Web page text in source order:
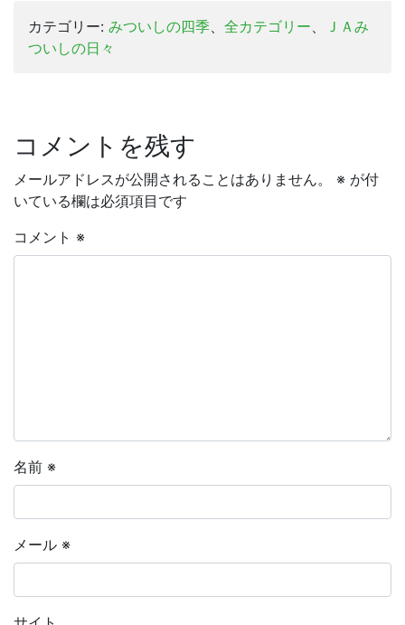
カテゴリー: みついしの四季 全カテゴリー
ＪＡみ
ついしの日々
コメントを残す
メールアドレスが公開されることはありません。 ※ が付
いている欄は必須項目です
コメント ※
名前 ※
メール ※